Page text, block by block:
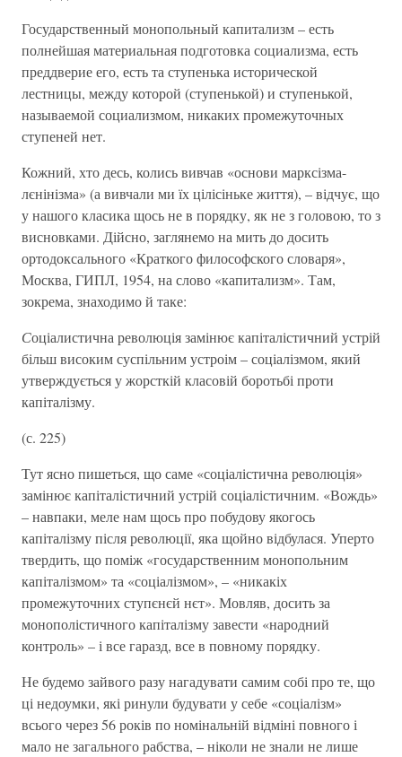
Государственный монопольный капитализм – есть
полнейшая материальная подготовка социализма, есть
преддверие его, есть та ступенька исторической
лестницы, между которой (ступенькой) и ступенькой,
называемой социализмом, никаких промежуточных
ступеней нет.
Кожний, хто десь, колись вивчав «основи марксізма-
лєнінізма» (а вивчали ми їх цілісіньке життя), – відчує, що
у нашого класика щось не в порядку, як не з головою, то з
висновками. Дійсно, заглянемо на мить до досить
ортодоксального «Краткого философского словаря»,
Москва, ГИПЛ, 1954, на слово «капитализм». Там,
зокрема, знаходимо й таке:
Соціалистична революція замінює капіталістичний устрій
більш високим суспільним устроім – соціалізмом, який
утверждується у жорсткій класовій боротьбі проти
капіталізму.
(с. 225)
Тут ясно пишеться, що саме «соціалістична революція»
замінює капіталістичний устрій соціалістичним. «Вождь»
– навпаки, меле нам щось про побудову якогось
капіталізму після революції, яка щойно відбулася. Уперто
твердить, що поміж «государственним монопольним
капіталізмом» та «соціалізмом», – «никакіх
промежуточних ступєнєй нєт». Мовляв, досить за
монополістичного капіталізму завести «народний
контроль» – і все гаразд, все в повному порядку.
Не будемо зайвого разу нагадувати самим собі про те, що
ці недоумки, які ринули будувати у себе «соціалізм»
всього через 56 років по номінальній відміні повного і
мало не загального рабства, – ніколи не знали не лише